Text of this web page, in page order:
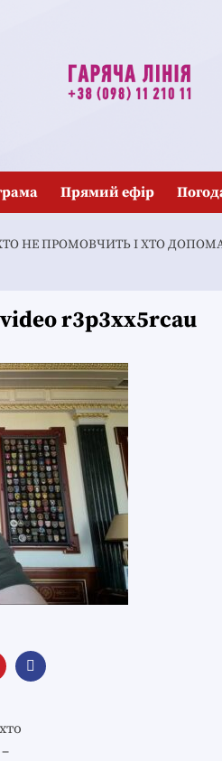
Прямий ефір
НЕ ПРОМОВЧИТЬ І ХТО
r3p3xx5rcau